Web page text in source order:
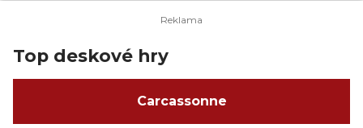
Top deskové hry
Carcassonne